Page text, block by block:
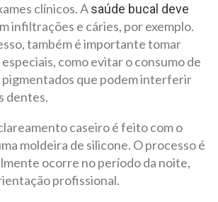
clínicos. Asaúde bucal deve
infiltrações e cáries, por exemplo.
também é importante tomar
como evitar o consumo de
que podem interferir
dentes.
caseiro é feito com o
moldeira de silicone. O processo é
ocorre no período da noite,
profissional.